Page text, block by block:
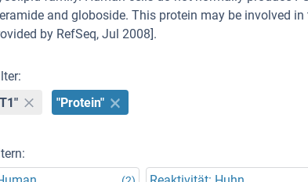
and globoside. This protein may be involved
by RefSeq, Jul 2008].
"Protein"